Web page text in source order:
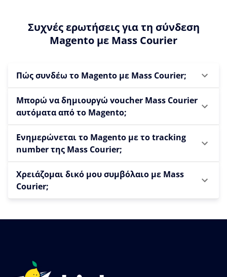
Συχνές ερωτήσεις για τη σύνδεση
Magento με Mass Courier
Πώς συνδέω το Magento με Mass Courier;
Μπορώ να δημιουργώ voucher Mass Courier
αυτόματα από το Magento;
Ενημερώνεται το Magento με το tracking
number της Mass Courier;
Χρειάζομαι δικό μου συμβόλαιο με Mass
Courier;